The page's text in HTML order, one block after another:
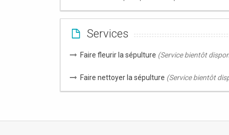
Services
Faire fleurir la sépulture (Service bientôt
Faire nettoyer la sépulture (Service bientôt